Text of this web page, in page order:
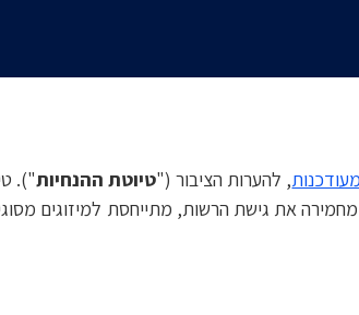
, להערות הציבור ("טיוטת ההנחיות").
מחמירה את גישת הרשות, מתייחסת למיזוגים